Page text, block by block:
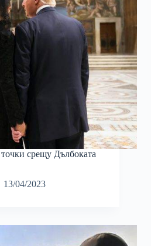
срещу Дълбоката
13/04/2023